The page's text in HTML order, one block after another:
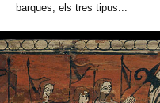
barques, els tres tipus...